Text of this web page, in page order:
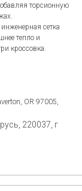
торсионную
сетка
тепло и
кроссовка.
OR 97005,
220037, г